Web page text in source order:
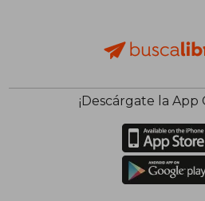
$ 74.06
¡Descárgate la App